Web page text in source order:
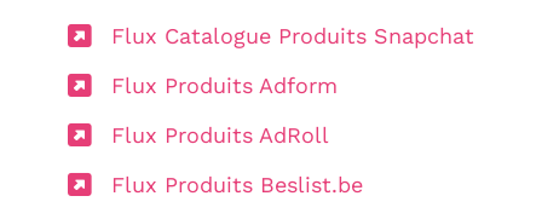
Flux Catalogue Produits Snapchat
Flux Produits Adform
Flux Produits AdRoll
Flux Produits Beslist.be